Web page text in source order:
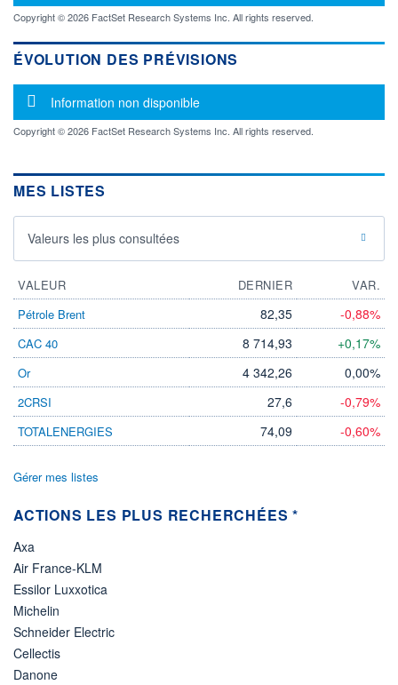
VOLUME
0
CAPITAL ÉCHANGÉ
0,00%
VALORISATION DERNIER ÉCHANGE
16.08.24 / 17:35:26
LIMITE À LA
BAISSE
2,027
LIMITE À LA
PER ESTIMÉ
DERNIER
0,00 EUR
DIVIDENDE
-
ÉLIGIBILITÉ
PEA
Non éligible
Boursobank
Copyright © 2026 FactSet Research Systems Inc. All rights reserved.
ÉVOLUTION DES PRÉVISIONS
Message d'information
Information non disponible
Copyright © 2026 FactSet Research Systems Inc. All rights reserved.
MES LISTES
Valeurs les plus consultées
VALEUR DERNIER
VAR.
Pétrole Brent
82,35 -0,88%
CAC 40 8 714,93 +0,17%
Or 4 342,26 0,00%
2CRSI 27,6 -0,79%
TOTALENERGIES 74,09 -0,60%
Gérer mes listes
ACTIONS LES PLUS RECHERCHÉES *
Axa
Air France-KLM
Essilor Luxxotica
Michelin
Schneider Electric
Cellectis
Danone